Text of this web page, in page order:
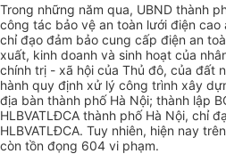
Trong những năm qua, UBND thành
công tác bảo vệ an toàn lưới điện
chỉ đạo đảm bảo cung cấp điện an
xuất, kinh doanh và sinh hoạt của nhâ
chính trị - xã hội của Thủ đô, của đất
hành quy định xử lý công trình xây
địa bàn thành phố Hà Nội; thành lập
HLBVATLĐCA thành phố Hà Nội, chỉ
HLBVATLĐCA. Tuy nhiên, hiện nay
còn tồn đọng 604 vi phạm.